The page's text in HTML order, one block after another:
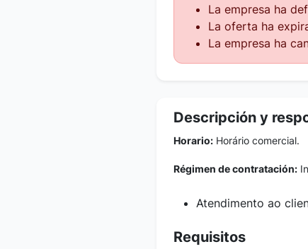
La empresa ha
La oferta ha
La empresa ha
Descripción y
Horario: Horário comercial.
Régimen de contratación:
Atendimento ao
Requisitos